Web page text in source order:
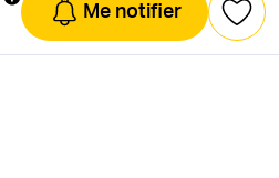
Me notifier